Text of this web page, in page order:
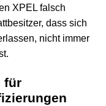
XPEL falsch
dass sich
nicht immer
für